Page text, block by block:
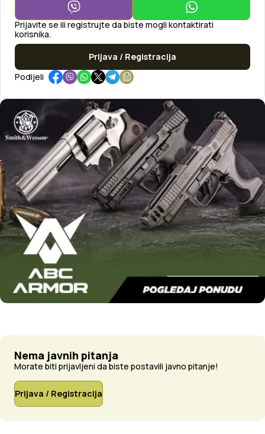
Prijavite se ili registrujte da biste mogli kontaktirati
korisnika.
Prijava / Registracija
Podijeli
Nema javnih pitanja
Morate biti prijavljeni da biste postavili javno pitanje!
Prijava / Registracija